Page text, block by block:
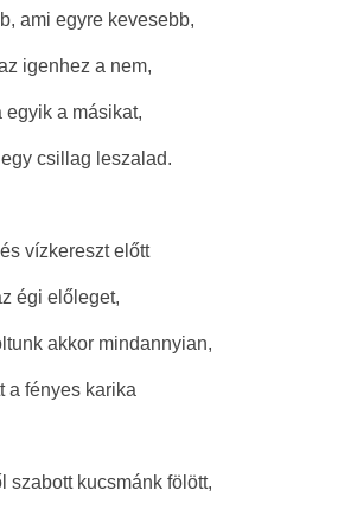
ami egyre kevesebb,
igenhez a nem,
egyik a másikat,
csillag leszalad.
vízkereszt előtt
égi előleget,
akkor mindannyian,
a fényes karika
szabott kucsmánk fölött,